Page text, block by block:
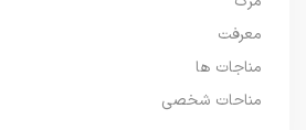
معرفت
مناجات ها
مناحات شخصی